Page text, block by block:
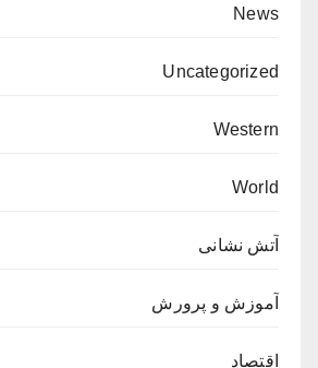
News
Uncategorized
Western
World
آتش نشانی
آموزش و پرورش
اقتصاد